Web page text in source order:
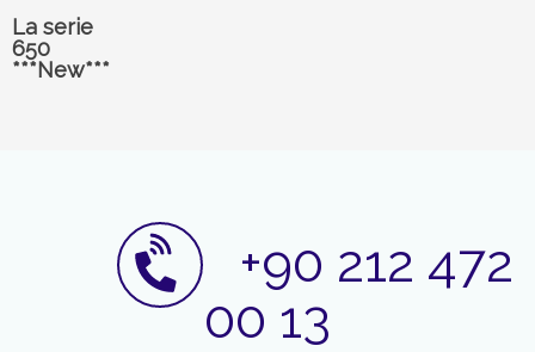
La serie
650
***New***
+90 212 472
00 13